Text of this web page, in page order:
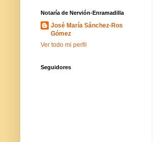
Notaría de Nervión-Enramadilla
José María Sánchez-Ros
Gómez
Ver todo mi perfil
Seguidores